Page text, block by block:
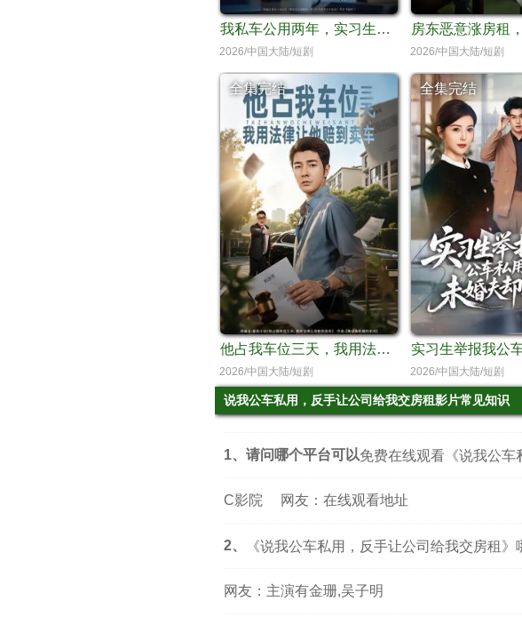
我私车公用两年，实习生举报我公车私用
2026/中国大陆/短剧 2026/中国大陆/短剧
全集完结
他占我车位三天，我用法律让他赔到卖车
2026/中国大陆/短剧
全集完结
2026/中国大陆/短剧
说我公车私用，反手让公司给我交房租影片常见知识
1、请问哪个平台可以免费在线观看《说我公
C影院 网友：在线观看地址
2、 《说我公车私用，反手让公司给我交房租》
网友：主演有金珊,吴子明